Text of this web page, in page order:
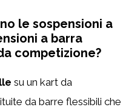
le sospensioni a
a barra
competizione?
su un kart da
da barre flessibili che